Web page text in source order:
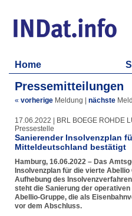
Home
Pressemitteilungen
« vorherige Meldung nächste
17.06.2022 | BRL BOEGE ROHDE
Pressestelle
Sanierender Insolvenzplan
Mitteldeutschland bestätigt
Hamburg, 16.06.2022 – Das
Insolvenzplan für die vierte
Aufhebung des
steht die Sanierung der
Abellio-Gruppe, die als
vor dem Abschluss.